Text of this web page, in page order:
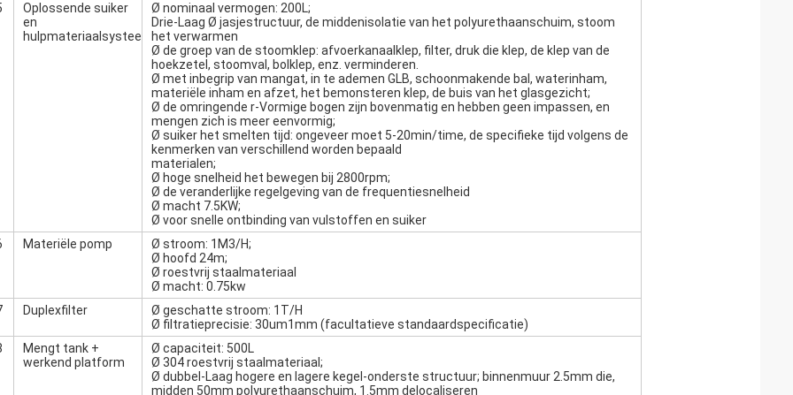
Oplossende suiker
en
hulpmateriaalsysteem
Ø nominaal vermogen: 200L;
Drie-Laag Ø jasjestructuur, de middenisolatie van het polyurethaanschuim, stoom
het verwarmen
Ø de groep van de stoomklep: afvoerkanaalklep, filter, druk die klep, de klep van de
hoekzetel, stoomval, bolklep, enz. verminderen.
Ø met inbegrip van mangat, in te ademen GLB, schoonmakende bal, waterinham,
materiële inham en afzet, het bemonsteren klep, de buis van het glasgezicht;
Ø de omringende r-Vormige bogen zijn bovenmatig en hebben geen impassen, en
mengen zich is meer eenvormig;
Ø suiker het smelten tijd: ongeveer moet 5-20min/time, de specifieke tijd volgens de
kenmerken van verschillend worden bepaald
materialen;
Ø hoge snelheid het bewegen bij 2800rpm;
Ø de veranderlijke regelgeving van de frequentiesnelheid
Ø macht 7.5KW;
Ø voor snelle ontbinding van vulstoffen en suiker
Materiële pomp
Ø stroom: 1M3/H;
Ø hoofd 24m;
Ø roestvrij staalmateriaal
Ø macht: 0.75kw
Duplexfilter
Ø geschatte stroom: 1T/H
Ø filtratieprecisie: 30um1mm (facultatieve standaardspecificatie)
Mengt tank +
werkend platform
Ø capaciteit: 500L
Ø 304 roestvrij staalmateriaal;
Ø dubbel-Laag hogere en lagere kegel-onderste structuur; binnenmuur 2.5mm die,
midden 50mm polyurethaanschuim, 1.5mm delocaliseren